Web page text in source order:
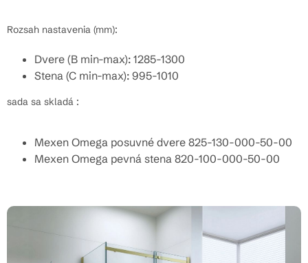
Rozsah nastavenia (mm):
Dvere (B min-max): 1285-1300
Stena (C min-max): 995-1010
sada sa skladá :
Mexen Omega posuvné dvere 825-130-000-50-00
Mexen Omega pevná stena 820-100-000-50-00